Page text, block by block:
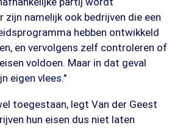
zijn namelijk ook bedrijven die een
hebben ontwikkeld
en vervolgens zelf controleren of
voldoen. Maar in dat geval
eigen vlees."
toegestaan, legt Van der Geest
hun eisen dus niet laten